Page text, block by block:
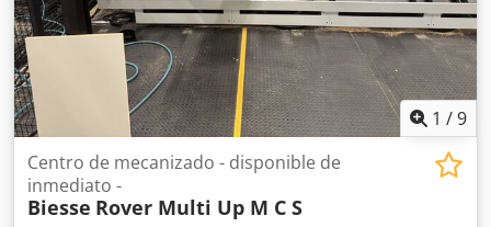
1 /9
Centro de mecanizado - disponible de
inmediato -
Biesse Rover Multi Up M C S